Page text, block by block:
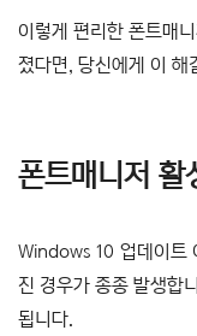
이렇게 편리한 폰트매
졌다면, 당신에게 이 해
폰트매니저 활
Windows 10 업데이트
진 경우가 종종 발생합
됩니다.